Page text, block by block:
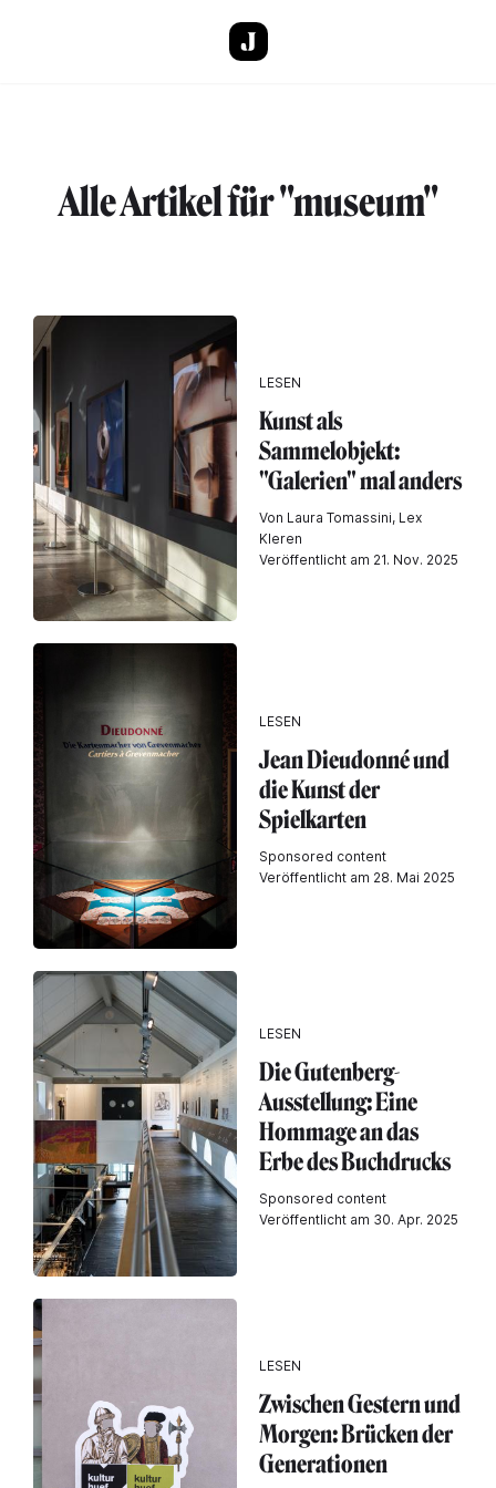
Alle Artikel für "museum"
LESEN
Kunst als
Sammelobjekt:
"Galerien" mal anders
Von Laura Tomassini, Lex
Kleren
Veröffentlicht am 21. Nov. 2025
LESEN
Jean Dieudonné und
die Kunst der
Spielkarten
Sponsored content
Veröffentlicht am 28. Mai 2025
LESEN
Die Gutenberg-
Ausstellung: Eine
Hommage an das
Erbe des Buchdrucks
Sponsored content
Veröffentlicht am 30. Apr. 2025
LESEN
Zwischen Gestern und
Morgen: Brücken der
Generationen